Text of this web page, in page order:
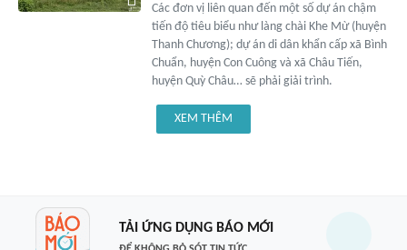
Các đơn vị liên quan đến một số dự án chậm
tiến độ tiêu biểu như làng chài Khe Mừ (huyện
Thanh Chương); dự án di dân khẩn cấp xã Bình
Chuẩn, huyện Con Cuông và xã Châu Tiến,
huyện Quỳ Châu… sẽ phải giải trình.
XEM THÊM
TẢI ỨNG DỤNG BÁO MỚI